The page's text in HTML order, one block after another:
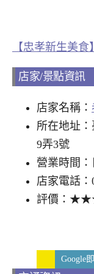
【忠孝新生美
店家/景點資訊
店家名稱：
所在地址
9弄3號
營業時間：
店家電話：
評價：
Google